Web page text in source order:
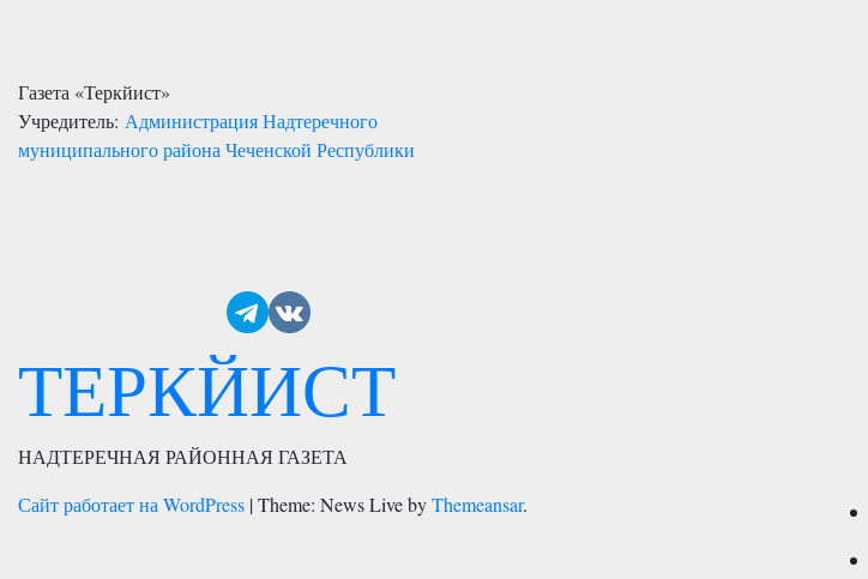
Газета «Теркйист»
Учредитель: Администрация Надтеречного
муниципального района Чеченской Республики
ТЕРКЙИСТ
НАДТЕРЕЧНАЯ РАЙОННАЯ ГАЗЕТА
Сайт работает на WordPress |Theme: News Live byThemeansar.